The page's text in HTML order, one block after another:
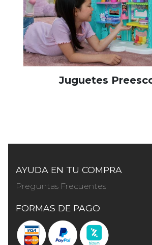
Juguetes
AYUDA EN TU COMPRA
Preguntas Frecuentes
FORMAS DE PAGO